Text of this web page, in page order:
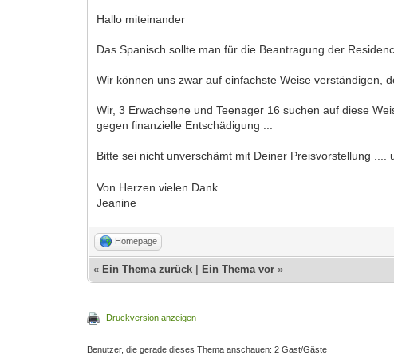
Hallo miteinander
Das Spanisch sollte man für die Beantragung der
Wir können uns zwar auf einfachste Weise verständigen,
Wir, 3 Erwachsene und Teenager 16 suchen auf diese
gegen finanzielle Entschädigung ...
Bitte sei nicht unverschämt mit Deiner Preisvorstellung
Von Herzen vielen Dank
Jeanine
Homepage
« Ein Thema zurück Ein Thema vor »
Druckversion anzeigen
Benutzer, die gerade dieses Thema anschauen: 2 Gast/Gäste